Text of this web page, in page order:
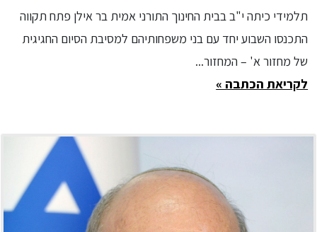
תלמידי כיתה י"ב בבית החינוך התורני אמית בר אילן פתח תקווה
התכנסו השבוע יחד עם בני משפחותיהם למסיבת הסיום החגיגית
של מחזור א' – המחזור...
לקריאת הכתבה »